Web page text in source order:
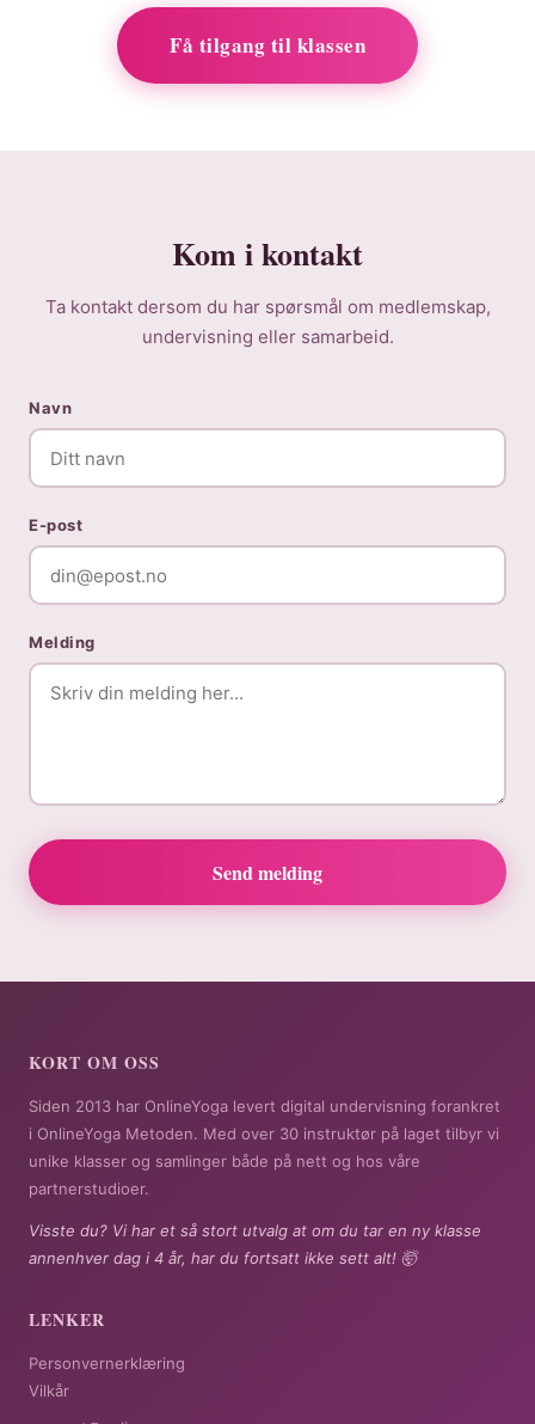
Få tilgang til klassen
Kom i kontakt
Ta kontakt dersom du har spørsmål om medlemskap,
undervisning eller samarbeid.
Navn
E-post
Melding
Send melding
KORT OM OSS
Siden 2013 har OnlineYoga levert digital undervisning forankret
i OnlineYoga Metoden. Med over 30 instruktør på laget tilbyr vi
unike klasser og samlinger både på nett og hos våre
partnerstudioer.
Visste du? Vi har et så stort utvalg at om du tar en ny klasse
annenhver dag i 4 år, har du fortsatt ikke sett alt! 🤯
LENKER
Personvernerklæring
Vilkår